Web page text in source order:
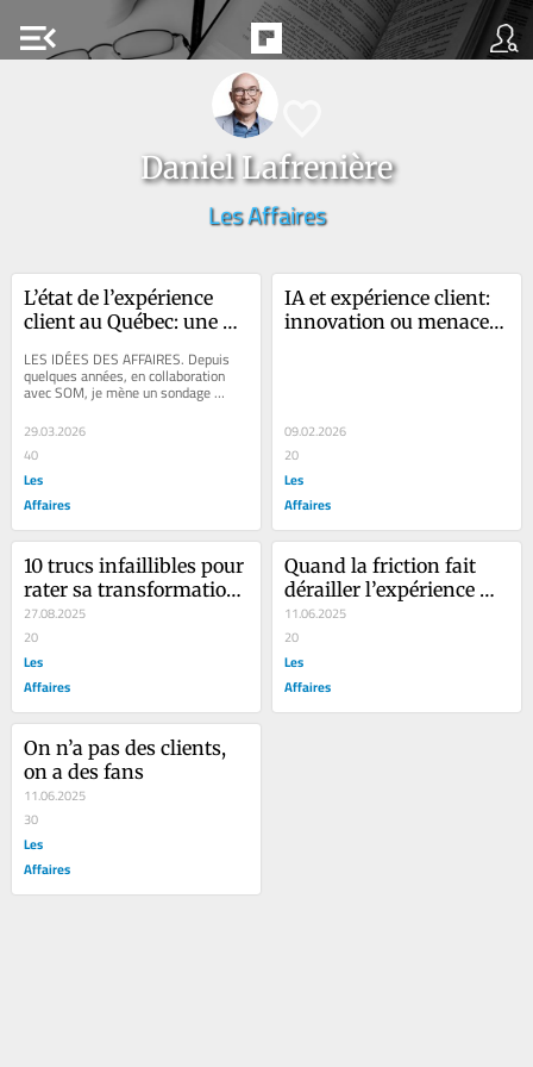
menu_open
Daniel Lafrenière
Les Affaires
L’état de l’expérience
client au Québec: une
stagnation inquiétante
LES IDÉES DES AFFAIRES. Depuis
quelques années, en collaboration
avec SOM, je mène un sondage
visant à mesurer l’état de
l’expérience...
29.03.2026
40
Les
Affaires
IA et expérience client:
innovation ou menace
09.02.2026
20
Les
Affaires
10 trucs infaillibles pour
rater sa transformation
numérique
27.08.2025
20
Les
Affaires
Quand la friction fait
dérailler l’expérience
client ferroviaire
11.06.2025
20
Les
Affaires
On n’a pas des clients,
on a des fans
11.06.2025
30
Les
Affaires